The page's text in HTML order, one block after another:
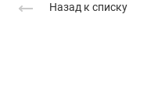
Назад к списку